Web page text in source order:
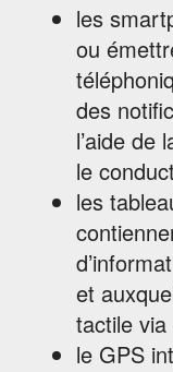
les
ou
des
l’aide de
le
les
et
tactile
le GPS